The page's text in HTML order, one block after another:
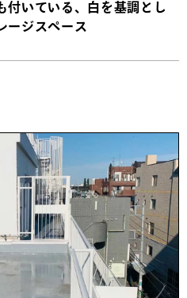
付いている、白を基調とし
ージスペース